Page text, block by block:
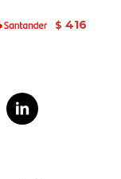
$ 416
